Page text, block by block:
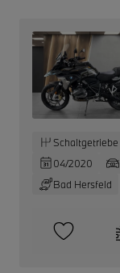
Schaltgetriebe
04/2020
Bad Hersfeld